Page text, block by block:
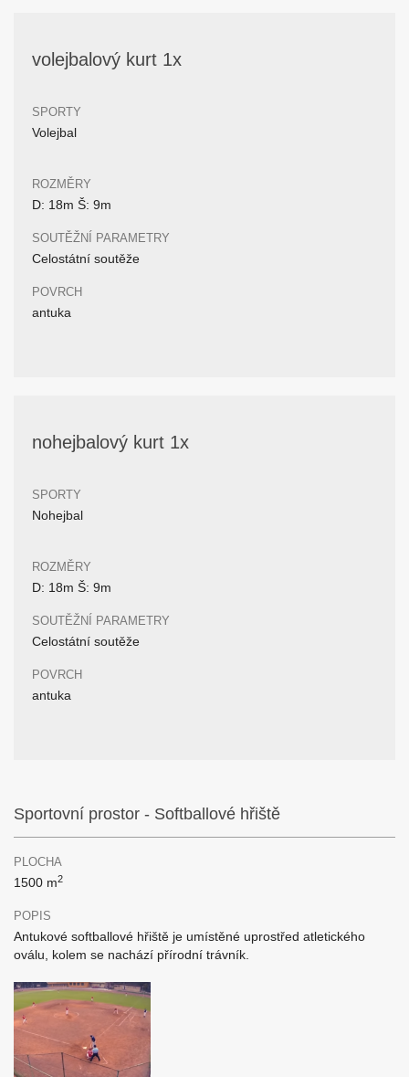
volejbalový kurt 1x
SPORTY
Volejbal
ROZMĚRY
D: 18m Š: 9m
SOUTĚŽNÍ PARAMETRY
Celostátní soutěže
POVRCH
antuka
nohejbalový kurt 1x
SPORTY
Nohejbal
ROZMĚRY
D: 18m Š: 9m
SOUTĚŽNÍ PARAMETRY
Celostátní soutěže
POVRCH
antuka
Sportovní prostor - Softballové hřiště
PLOCHA
1500 m2
POPIS
Antukové softballové hřiště je umístěné uprostřed atletického
oválu, kolem se nachází přírodní trávník.